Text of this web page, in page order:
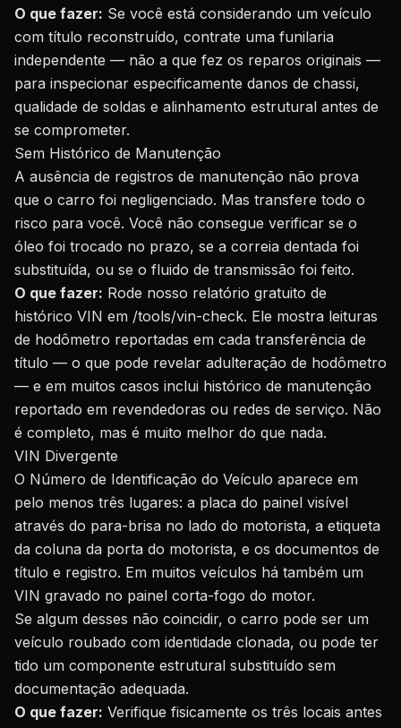
O que fazer: Se você está considerando um veículo
com título reconstruído, contrate uma funilaria
independente — não a que fez os reparos originais —
para inspecionar especificamente danos de chassi,
qualidade de soldas e alinhamento estrutural antes de
se comprometer.
Sem Histórico de Manutenção
A ausência de registros de manutenção não prova
que o carro foi negligenciado. Mas transfere todo o
risco para você. Você não consegue verificar se o
óleo foi trocado no prazo, se a correia dentada foi
substituída, ou se o fluido de transmissão foi feito.
O que fazer: Rode nosso relatório gratuito de
histórico VIN em /tools/vin-check. Ele mostra leituras
de hodômetro reportadas em cada transferência de
título — o que pode revelar adulteração de hodômetro
— e em muitos casos inclui histórico de manutenção
reportado em revendedoras ou redes de serviço. Não
é completo, mas é muito melhor do que nada.
VIN Divergente
O Número de Identificação do Veículo aparece em
pelo menos três lugares: a placa do painel visível
através do para-brisa no lado do motorista, a etiqueta
da coluna da porta do motorista, e os documentos de
título e registro. Em muitos veículos há também um
VIN gravado no painel corta-fogo do motor.
Se algum desses não coincidir, o carro pode ser um
veículo roubado com identidade clonada, ou pode ter
tido um componente estrutural substituído sem
documentação adequada.
O que fazer: Verifique fisicamente os três locais antes